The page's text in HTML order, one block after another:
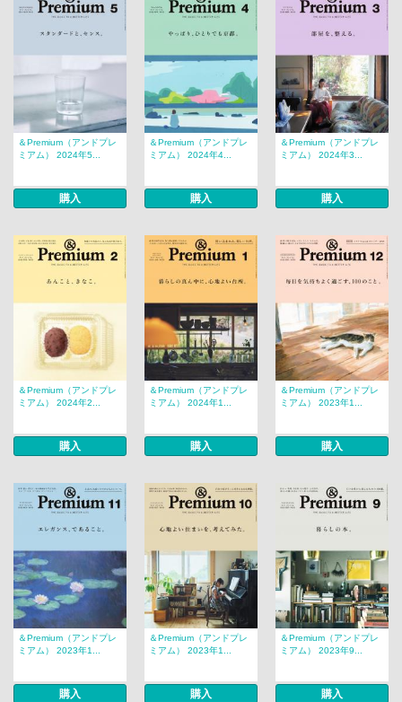
＆Premium（アンドプレ
ミアム） 2024年5...
購入
＆Premium（アンドプレ
ミアム） 2024年4...
購入
＆Premium（アンドプレ
ミアム） 2024年3...
購入
＆Premium（アンドプレ
ミアム） 2024年2...
購入
＆Premium（アンドプレ
ミアム） 2024年1...
購入
＆Premium（アンドプレ
ミアム） 2023年1...
購入
＆Premium（アンドプレ
ミアム） 2023年1...
購入
＆Premium（アンドプレ
ミアム） 2023年1...
購入
＆Premium（アンドプレ
ミアム） 2023年9...
購入